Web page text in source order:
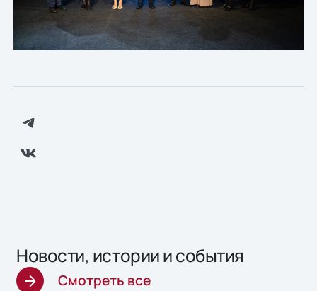
Новости, истории и события
Смотреть все